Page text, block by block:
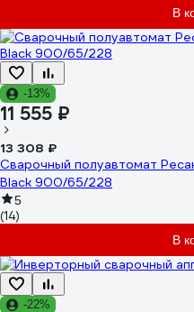
В
-13%
11 555 ₽
13 308 ₽
Сварочный полуавтомат
Black 900/65/228
5
(14)
В
-22%